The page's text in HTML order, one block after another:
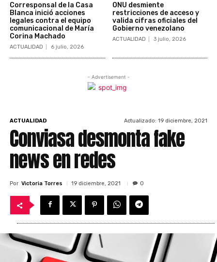
Corresponsal de la Casa
Blanca inició acciones
legales contra el equipo
comunicacional de María
Corina Machado
ACTUALIDAD 6 julio, 2026
ONU desmiente
restricciones de acceso y
valida cifras oficiales del
Gobierno venezolano
ACTUALIDAD 3 julio, 2026
- Advertisement -